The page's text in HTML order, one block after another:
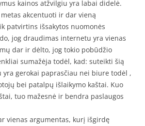
kainos atžvilgiu yra labai didelė.
akcentuoti ir dar vieną
patvirtins išsakytos nuomonės
jog draudimas internetu yra vienas
dar ir dėlto, jog tokio pobūdžio
sumažėja todėl, kad: suteikti šią
yra gerokai paprasčiau nei biure todėl ,
bei patalpų išlaikymo kaštai. Kuo
tuo mažesnė ir bendra paslaugos
vienas argumentas, kurį išgirdę